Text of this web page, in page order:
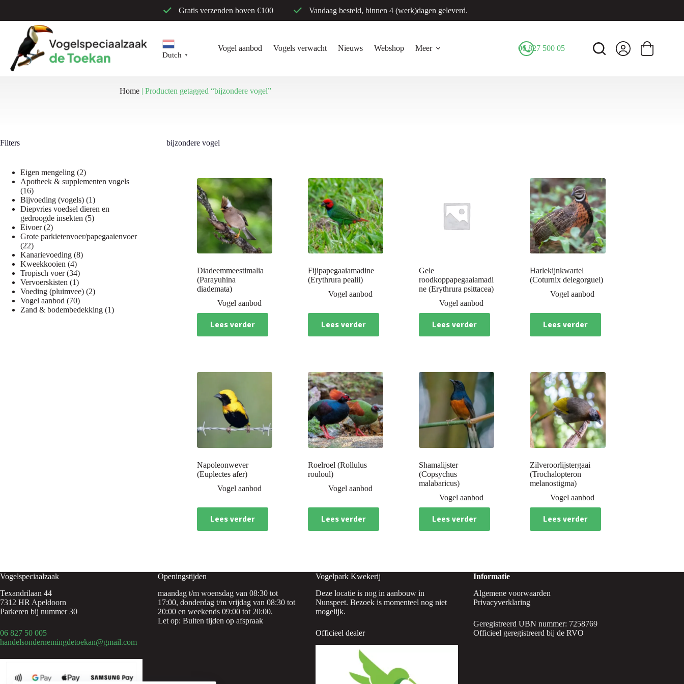
de
Gratis verzenden boven €100 Vandaag besteld, binnen 4 (werk)dagen geleverd.
Dutch ▼
Vogel aanbod Vogels verwacht Nieuws Webshop Meer 06 827 500 05 Winkelwagen
Home |Producten getagged “bijzondere vogel”
bijzondere vogel
Diadeemmeestimalia
(Parayuhina
diademata)
Vogel aanbod
Lees verder
Fijipapegaaiamadine
(Erythrura pealii)
Vogel aanbod
Lees verder
Gele
roodkoppapegaaiamadi
ne (Erythrura psittacea)
Vogel aanbod
Lees verder
Harlekijnkwartel
(Coturnix delegorguei)
Vogel aanbod
Lees verder
Napoleonwever
(Euplectes afer)
Vogel aanbod
Lees verder
Roelroel (Rollulus
rouloul)
Vogel aanbod
Lees verder
Shamalijster
(Copsychus
malabaricus)
Vogel aanbod
Lees verder
Zilveroorlijstergaai
(Trochalopteron
melanostigma)
Vogel aanbod
Lees verder
Filters
Eigen mengeling 22
producten
Apotheek & supplementen vogels
1616
producten
Bijvoeding (vogels) 11
product
Diepvries voedsel dieren en
gedroogde insekten
55
Eivoer 22
producten
Grote parkietenvoer/papegaaienvoer
2222
producten
Kanarievoeding 88
Kweekkooien 44
producten
Tropisch voer 3434
producten
Vervoerskisten 11
product
Voeding (pluimvee) 22
Vogel aanbod 7070
producten
Zand & bodembedekking 11
Vogelspeciaalzaak
Texandrilaan 44
7312 HR Apeldoorn
Parkeren bij nummer 30
06 827 50 005
handelsondernemingdetoekan@gmail.com
Openingstijden
maandag t/m woensdag van 08:30 tot
17:00, donderdag t/m vrijdag van 08:30 tot
20:00 en weekends 09:00 tot 20:00.
Let op: Buiten tijden op afspraak
Vogelpark Kwekerij
Deze locatie is nog in aanbouw in
Nunspeet. Bezoek is momenteel nog niet
mogelijk.
Officieel dealer
Informatie
Algemene voorwaarden
Privacyverklaring
Geregistreerd UBN nummer: 7258769
Officieel geregistreerd bij de RVO